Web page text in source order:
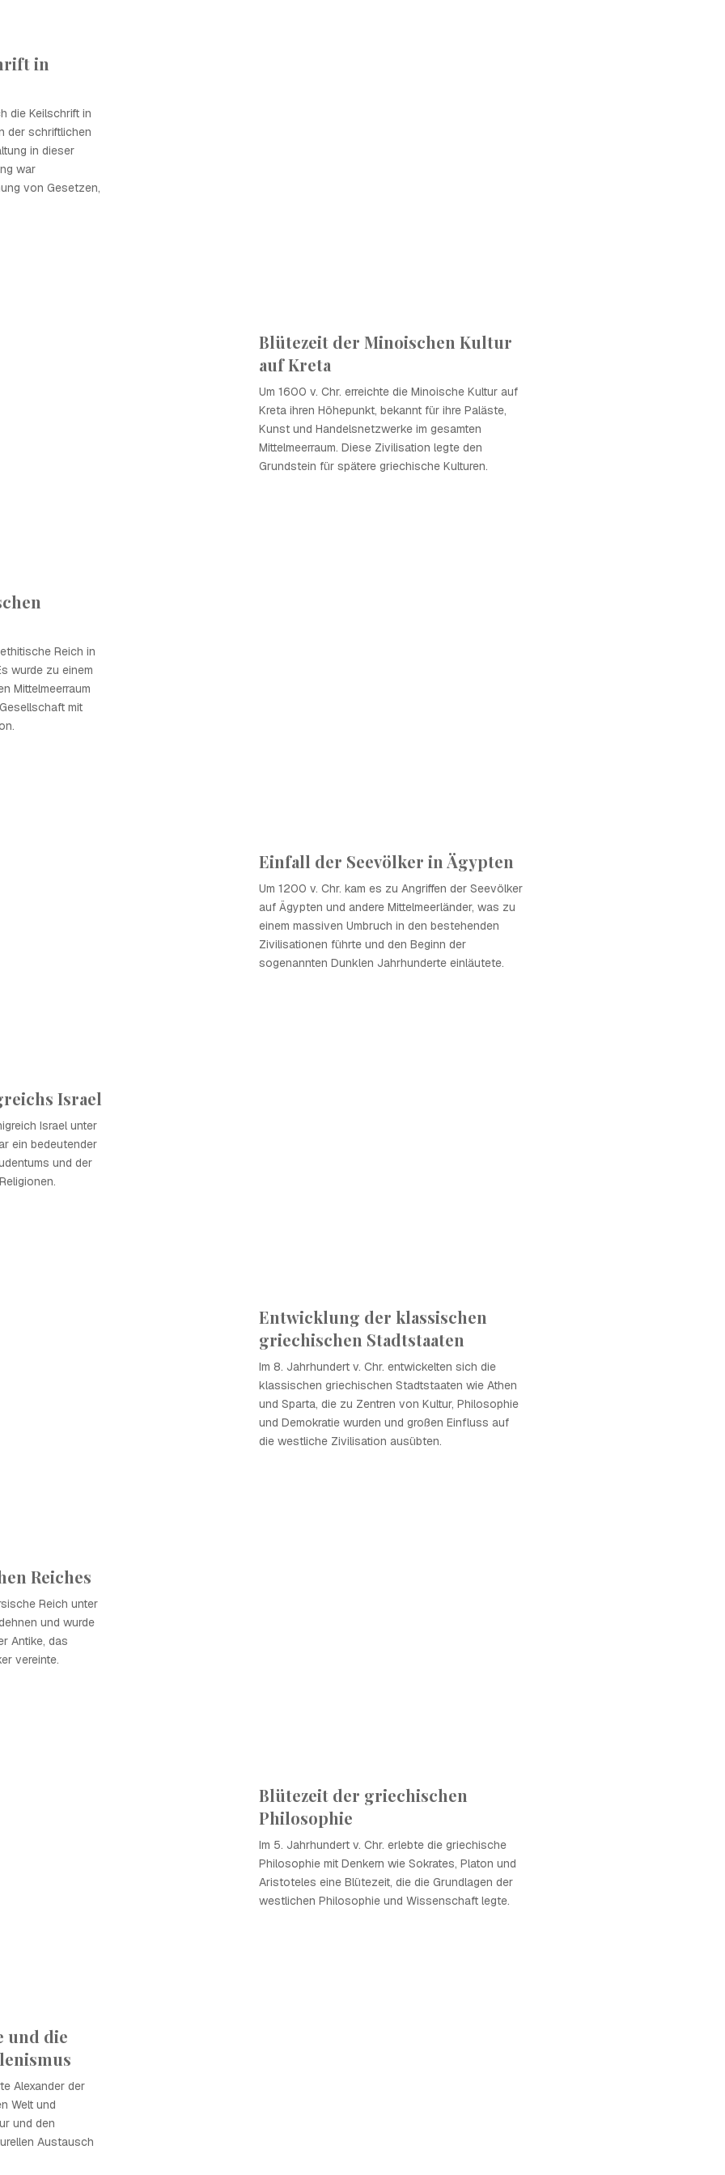
in
die Keilschrift in
der schriftlichen
in dieser
war
von Gesetzen,
Blütezeit der Minoischen Kultur
auf Kreta
Um 1600 v. Chr. erreichte die Minoische Kultur auf
Kreta ihren Höhepunkt, bekannt für ihre Paläste,
Kunst und Handelsnetzwerke im gesamten
Mittelmeerraum. Diese Zivilisation legte den
Grundstein für spätere griechische Kulturen.
Reich in
wurde zu einem
Mittelmeerraum
mit
Einfall der Seevölker in Ägypten
Um 1200 v. Chr. kam es zu Angriffen der Seevölker
auf Ägypten und andere Mittelmeerländer, was zu
einem massiven Umbruch in den bestehenden
Zivilisationen führte und den Beginn der
sogenannten Dunklen Jahrhunderte einläutete.
Israel
Israel unter
ein bedeutender
und der
Entwicklung der klassischen
griechischen Stadtstaaten
Im 8. Jahrhundert v. Chr. entwickelten sich die
klassischen griechischen Stadtstaaten wie Athen
und Sparta, die zu Zentren von Kultur, Philosophie
und Demokratie wurden und großen Einfluss auf
die westliche Zivilisation ausübten.
Reiches
Reich unter
und wurde
Antike, das
vereinte.
Blütezeit der griechischen
Philosophie
Im 5. Jahrhundert v. Chr. erlebte die griechische
Philosophie mit Denkern wie Sokrates, Platon und
Aristoteles eine Blütezeit, die die Grundlagen der
westlichen Philosophie und Wissenschaft legte.
und die
Alexander der
Welt und
und den
Austausch